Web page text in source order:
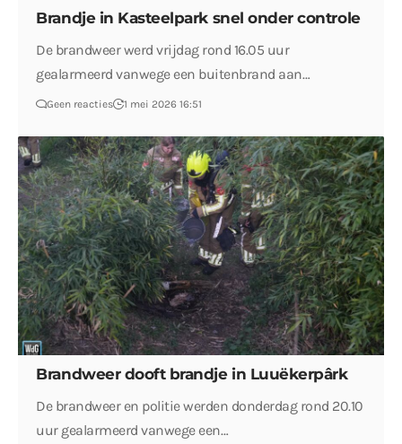
Brandje in Kasteelpark snel onder controle
De brandweer werd vrijdag rond 16.05 uur
gealarmeerd vanwege een buitenbrand aan…
Geen reacties 1 mei 2026 16:51
Brandweer dooft brandje in Luuëkerpârk
De brandweer en politie werden donderdag rond 20.10
uur gealarmeerd vanwege een…